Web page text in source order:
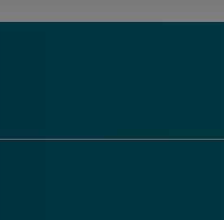
Förderprogramms